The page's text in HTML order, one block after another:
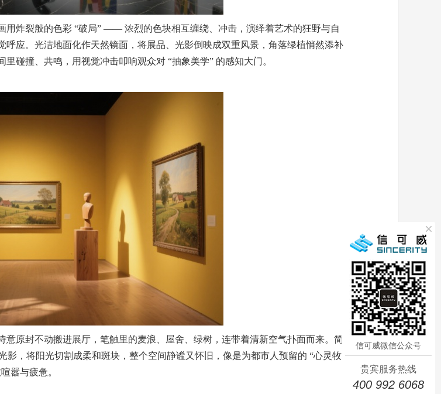
炸裂般的色彩 “破局” —— 浓烈的色块相互缠绕、冲击，演绎着艺术的狂野与自
应。光洁地面化作天然镜面，将展品、光影倒映成双重风景，角落绿植悄然添补
碰撞、共鸣，用视觉冲击叩响观众对 “抽象美学” 的感知大门。
封不动搬进展厅，笔触里的麦浪、屋舍、绿树，连带着清新空气扑面而来。简
影，将阳光切割成柔和斑块，整个空间静谧又怀旧，像是为都市人预留的 “心灵牧
嚣与疲惫。
信可威微信公众号
贵宾服务热线
400 992 6068